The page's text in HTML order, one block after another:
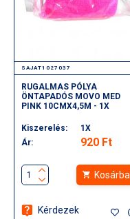
SAJAT1027037
RUGALMAS PÓLYA
ÖNTAPADÓS MOVO MED
PINK 10CMX4,5M - 1X
Kiszerelés:
1X
Ár:
920 Ft
Kosárba
Kérdezek